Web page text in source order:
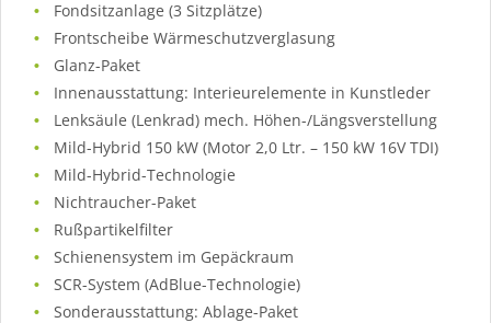
Fondsitzanlage (3 Sitzplätze)
Frontscheibe Wärmeschutzverglasung
Glanz-Paket
Innenausstattung: Interieurelemente in Kunstleder
Lenksäule (Lenkrad) mech. Höhen-/Längsverstellung
Mild-Hybrid 150 kW (Motor 2,0 Ltr. – 150 kW 16V TDI)
Mild-Hybrid-Technologie
Nichtraucher-Paket
Rußpartikelfilter
Schienensystem im Gepäckraum
SCR-System (AdBlue-Technologie)
Sonderausstattung: Ablage-Paket